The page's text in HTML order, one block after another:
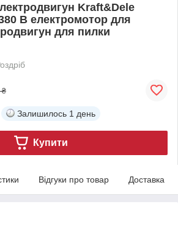
Kraft&Dele
В електромотор для
для пилки
₴
Залишилось 1 день
Купити
Відгуки про товар Доставка